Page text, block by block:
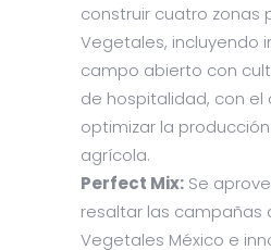
construir cuatro zonas
Vegetales, incluyendo
campo abierto con
de hospitalidad, con el
optimizar la
agrícola.
Perfect Mix: Se
resaltar las campañas
Vegetales México e